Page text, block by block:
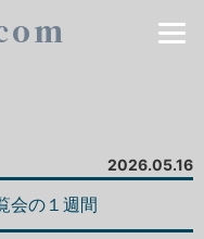
2026.05.16
会の１週間